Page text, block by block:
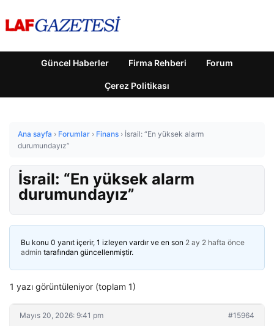
Güncel Haberler Firma Rehberi Forum
Çerez Politikası
Ana sayfa › Forumlar › Finans › İsrail: “En yüksek alarm
durumundayız”
İsrail: “En yüksek alarm
durumundayız”
Bu konu 0 yanıt içerir, 1 izleyen vardır ve en son 2 ay 2 hafta önce
admin tarafından güncellenmiştir.
1 yazı görüntüleniyor (toplam 1)
Mayıs 20, 2026: 9:41 pm #15964